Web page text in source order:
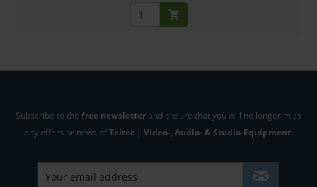
Subscribe to the free newsletter and ensure that you will no longer miss
any offers or news ofTeltec | Video-, Audio- & Studio-Equipment.